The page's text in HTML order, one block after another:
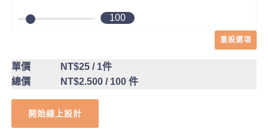
100
重設選項
單價 NT$25/ 1件
總價
NT$2.500/ 100 件
開始線上設計